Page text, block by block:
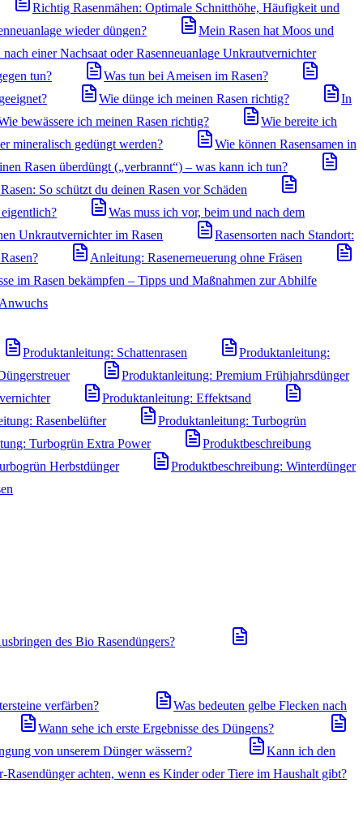
Richtig Rasenmähen: Optimale Schnitthöhe, Häufigkeit und
wieder düngen?
Mein Rasen hat Moos und
einer Nachsaat oder Rasenneuanlage Unkrautvernichter
tun?
Was tun bei Ameisen im Rasen?
Wie dünge ich meinen Rasen richtig?
In
bewässere ich meinen Rasen richtig?
Wie bereite ich
mineralisch gedüngt werden?
Wie können Rasensamen in
Rasen überdüngt („verbrannt“) – was kann ich tun?
So schützt du deinen Rasen vor Schäden
Was muss ich vor, beim und nach dem
Unkrautvernichter im Rasen
Rasensorten nach Standort:
Anleitung: Rasenerneuerung ohne Fräsen
im Rasen bekämpfen – Tipps und Maßnahmen zur Abhilfe
Produktanleitung: Schattenrasen
Produktanleitung:
Produktanleitung: Premium Frühjahrsdünger
Produktanleitung: Effektsand
Rasenbelüfter
Produktanleitung: Turbogrün
Turbogrün Extra Power
Produktbeschreibung
Herbstdünger
Produktbeschreibung: Winterdünger
des Bio Rasendüngers?
verfärben?
Was bedeuten gelbe Flecken nach
Wann sehe ich erste Ergebnisse des Düngens?
von unserem Dünger wässern?
Kann ich den
achten, wenn es Kinder oder Tiere im Haushalt gibt?